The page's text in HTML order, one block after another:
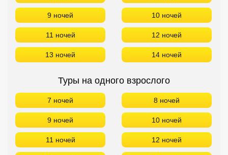
9 ночей 10 ночей
11 ночей 12 ночей
13 ночей 14 ночей
Туры на одного взрослого
7 ночей 8 ночей
9 ночей 10 ночей
11 ночей 12 ночей
Сетевые отели Сейшел
Сетевые отели Маврикия